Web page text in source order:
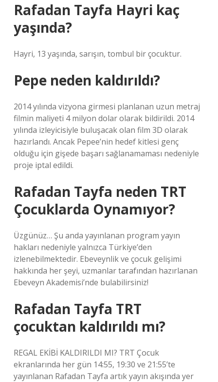
Rafadan Tayfa Hayri kaç
yaşında?
Hayri, 13 yaşında, sarışın, tombul bir çocuktur.
Pepe neden kaldırıldı?
2014 yılında vizyona girmesi planlanan uzun metraj
filmin maliyeti 4 milyon dolar olarak bildirildi. 2014
yılında izleyicisiyle buluşacak olan film 3D olarak
hazırlandı. Ancak Pepee’nin hedef kitlesi genç
olduğu için gişede başarı sağlanamaması nedeniyle
proje iptal edildi.
Rafadan Tayfa neden TRT
Çocuklarda Oynamıyor?
Üzgünüz… Şu anda yayınlanan program yayın
hakları nedeniyle yalnızca Türkiye’den
izlenebilmektedir. Ebeveynlik ve çocuk gelişimi
hakkında her şeyi, uzmanlar tarafından hazırlanan
Ebeveyn Akademisi’nde bulabilirsiniz!
Rafadan Tayfa TRT
çocuktan kaldırıldı mı?
REGAL EKİBİ KALDIRILDI MI? TRT Çocuk
ekranlarında her gün 14:55, 19:30 ve 21:55’te
yayınlanan Rafadan Tayfa artık yayın akışında yer